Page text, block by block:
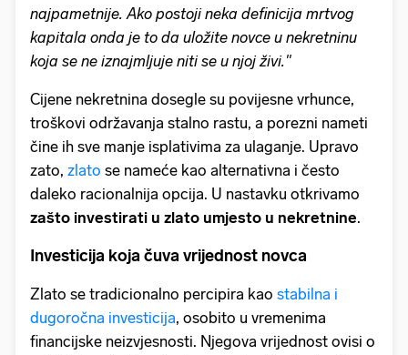
najpametnije. Ako postoji neka definicija mrtvog
kapitala onda je to da uložite novce u nekretninu
koja se ne iznajmljuje niti se u njoj živi.''
Cijene nekretnina dosegle su povijesne vrhunce,
troškovi održavanja stalno rastu, a porezni nameti
čine ih sve manje isplativima za ulaganje. Upravo
zato, zlato se nameće kao alternativna i često
daleko racionalnija opcija. U nastavku otkrivamo
zašto investirati u zlato umjesto u nekretnine.
Investicija koja čuva vrijednost novca
Zlato se tradicionalno percipira kao stabilna i
dugoročna investicija, osobito u vremenima
financijske neizvjesnosti. Njegova vrijednost ovisi o